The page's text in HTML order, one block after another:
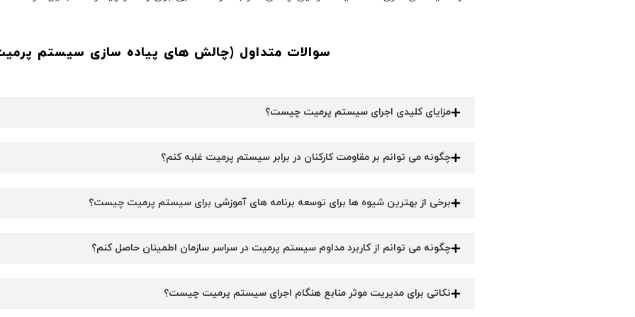
سوالات متداول (چالش های پیاده سازی سیستم
مزایای کلیدی اجرای سیستم پرمیت چیست؟
چگونه می توانم بر مقاومت کارکنان در برابر سیستم پرمیت غلبه کنم؟
برخی از بهترین شیوه ها برای توسعه برنامه های آموزشی برای سیستم پرمیت چیست؟
چگونه می توانم از کاربرد مداوم سیستم پرمیت در سراسر سازمان اطمینان حاصل کنم؟
نکاتی برای مدیریت موثر منابع هنگام اجرای سیستم پرمیت چیست؟